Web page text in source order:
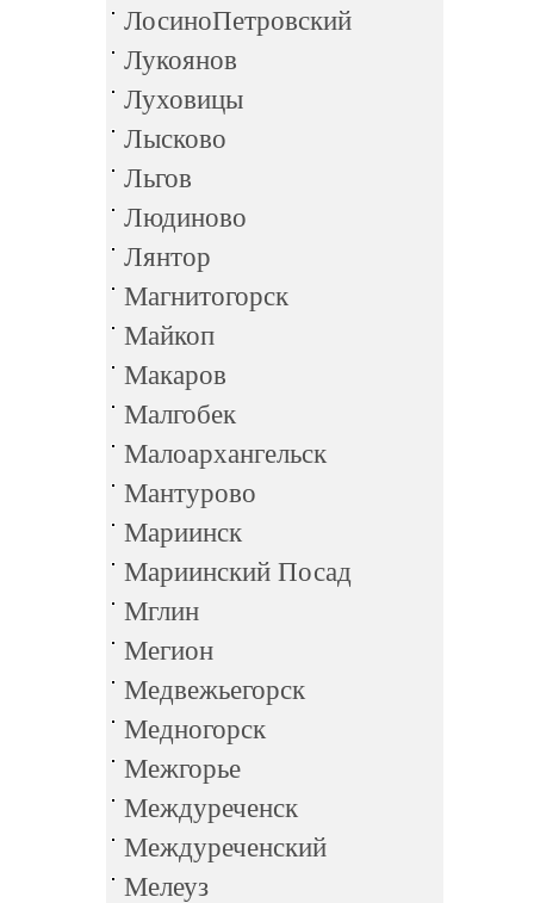
ЛосиноПетровский
Лукоянов
Луховицы
Лысково
Льгов
Людиново
Лянтор
Магнитогорск
Майкоп
Макаров
Малгобек
Малоархангельск
Мантурово
Мариинск
Мариинский Посад
Мглин
Мегион
Медвежьегорск
Медногорск
Межгорье
Междуреченск
Междуреченский
Мелеуз